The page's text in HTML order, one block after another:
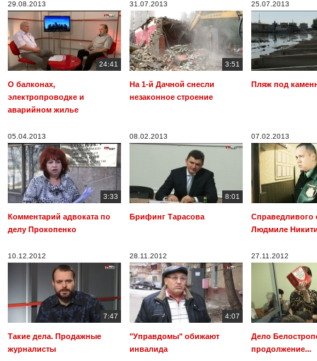
29.08.2013
24:41
О балконах,
электропроводке и
аварийном жилье
31.07.2013
3:51
На 1-й Дачной снесли
незаконное строение
25.07.2013
Пляж под
05.04.2013
3:33
Комментарий адвоката по
делу Прокопенко
08.02.2013
8:01
Брифинг Тарасова
07.02.2013
Справедливого
Людмиле
10.12.2012
7:47
Такие дела. Продажные
журналисты
28.11.2012
4:07
"Управдомы" обижают
инвалида
27.11.2012
Дело
продолжение...